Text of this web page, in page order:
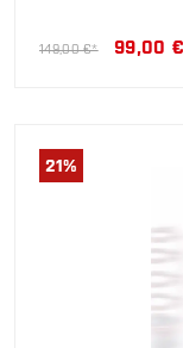
149,00 €* 99,00
21%